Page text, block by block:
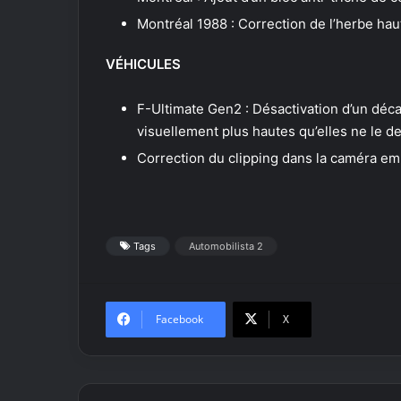
Montréal 1988 : Correction de l’herbe
VÉHICULES
F-Ultimate Gen2 : Désactivation d’un
visuellement plus hautes qu’elles ne le
Correction du clipping dans la caméra
Tags Automobilista 2
Facebook X